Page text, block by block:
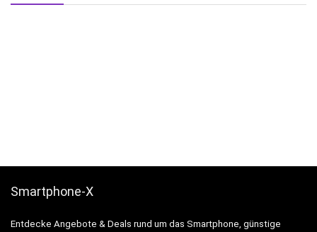
Smartphone-X
Entdecke Angebote & Deals rund um das Smartphone, günstige